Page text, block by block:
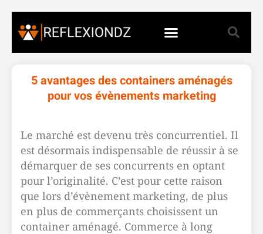
5 avantages des containers aménagés
pour vos évènements marketing
Le marché est devenu très concurrentiel. Il
est désormais indispensable de réussir à se
démarquer de ses concurrents en optant
pour l’originalité. C’est pour cette raison
que lors d’évènement marketing, de plus
en plus de commerçants choisissent un
container aménagé. Commerce à long